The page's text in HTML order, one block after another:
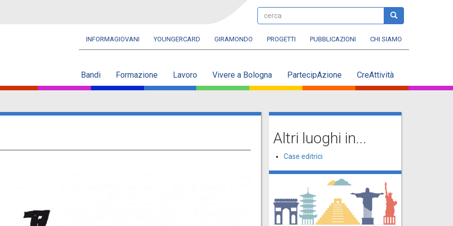
cerca cerca
Navbar
INFORMAGIOVANI YOUNGERCARD GIRAMONDO PROGETTI PUBBLICAZIONI CHI SIAMO
Bandi Formazione Lavoro Vivere a Bologna PartecipAzione CreAttività
Altri luoghi in...
Case editrici